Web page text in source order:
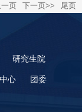
页 下一页>> 尾页
研究生院
心 团委